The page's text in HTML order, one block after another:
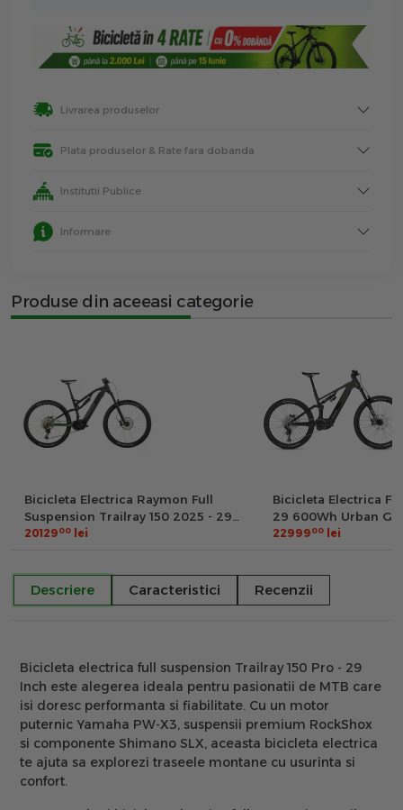
Livrarea produselor
Plata produselor & Rate fara dobanda
Institutii Publice
Informare
Produse din aceeasi categorie
Bicicleta Electrica Raymon Full
Suspension Trailray 150 2025 - 29
Inch, L, Negru - Deore
2012900 lei
Bicicleta Electrica
29 600Wh Urban
Black - M(42cm)
2299900 lei
Descriere Caracteristici Recenzii
Bicicleta electrica full suspension Trailray 150 Pro - 29
Inch este alegerea ideala pentru pasionatii de MTB care
isi doresc performanta si fiabilitate. Cu un motor
puternic Yamaha PW-X3, suspensii premium RockShox
si componente Shimano SLX, aceasta bicicleta electrica
te ajuta sa explorezi traseele montane cu usurinta si
confort.